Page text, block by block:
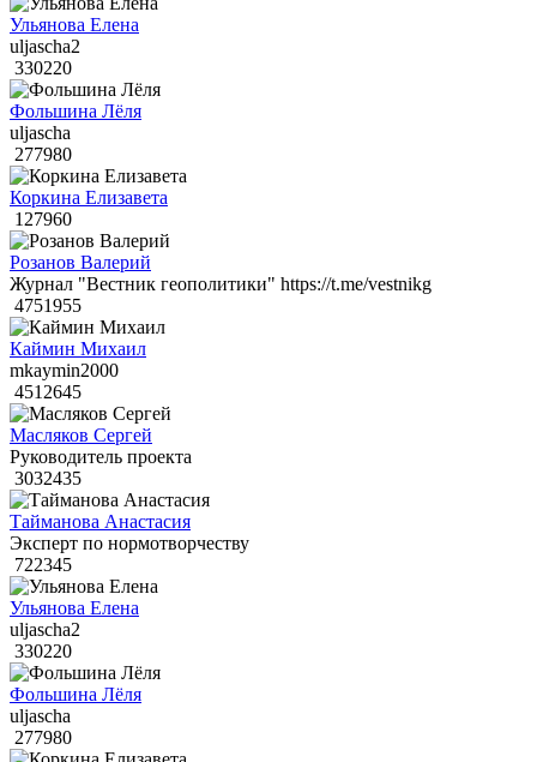
Ульянова Елена
uljascha2
330220
Фольшина Лёля
uljascha
277980
Коркина Елизавета
127960
Розанов Валерий
Журнал "Вестник геополитики" https://t.me/vestnikg
4751955
Каймин Михаил
mkaymin2000
4512645
Масляков Сергей
Руководитель проекта
3032435
Тайманова Анастасия
Эксперт по нормотворчеству
722345
Ульянова Елена
uljascha2
330220
Фольшина Лёля
uljascha
277980